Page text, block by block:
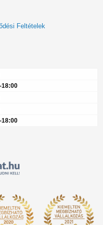
Feltételek
18:00
18:00